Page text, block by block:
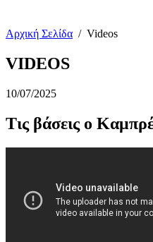
Αρχική Σελίδα / Videos
VIDEOS
10/07/2025
Τις βάσεις ο